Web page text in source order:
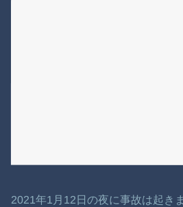
2021年1月12日の夜に事故は起き